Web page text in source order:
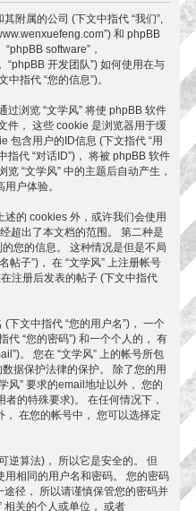
附属的公司 (下文中指代 “我们”,
和 phpBB
“phpBB software”，
“phpBB 开发团队”) 如何使用在与
指代 “您的信息”)。
浏览 “文学风” 将使 phpBB 软件
件， 这些 cookie 是浏览器用于缓
包含用户的ID信息 (下文指代 “用
指代 “对话ID”)， 将被 phpBB 软件
“文学风” 中的主题后自动产生，
户体验。
述的 cookies 外，或许我们会使用
超出了本文档的范围。 第二种是
您的信息。 这种情况是但是不局
帖子”)， 在 “文学风” 上注册帐号
注册后发表的帖子 (下文中指代
下文中指代 “您的用户名”)， 一个
代 “您的密码”) 和一个个人的， 有
。 您在 “文学风” 上的帐号所包
据保护法律的保护。 除了您的用
风” 要求的email地址以外， 您的
的特殊要求)。 在任何情况下，
在您的帐号中， 您可以选择定
逆算法)， 所以它是安全的。 但
相同的用户名和密码。 您的密码
途径， 所以请谨慎保管您的密码并
相关的个人或单位， 或者